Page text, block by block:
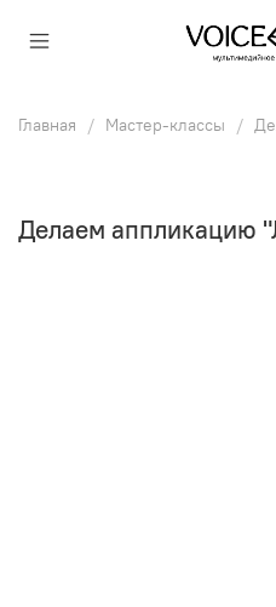
Главная Мастер-классы
Делаем аппликацию